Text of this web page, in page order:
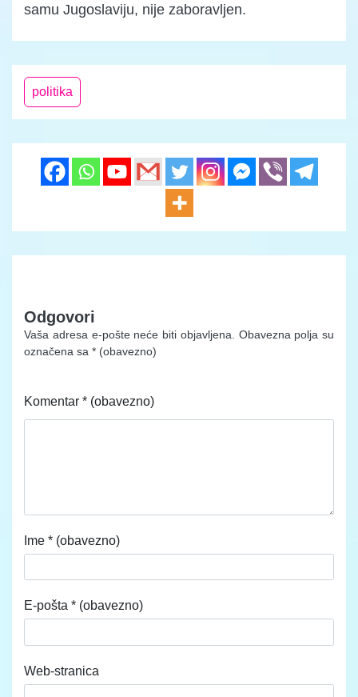
samu Jugoslaviju, nije zaboravljen.
politika
Odgovori
Vaša adresa e-pošte neće biti objavljena.
Obavezna polja su
označena sa * (obavezno)
Komentar * (obavezno)
Ime * (obavezno)
E-pošta * (obavezno)
Web-stranica